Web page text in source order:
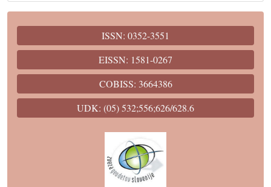
ISSN: 0352-3551
EISSN: 1581-0267
COBISS: 3664386
UDK: (05) 532;556;626/628.6